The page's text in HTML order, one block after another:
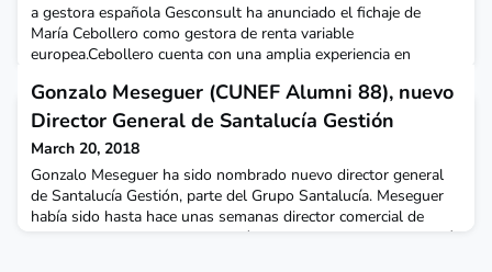
a gestora española Gesconsult ha anunciado el fichaje de
María Cebollero como gestora de renta variable
europea.Cebollero cuenta con una amplia experiencia en
más de 20 años de carrera galardonada con múltiples
premios a lo largo de su trayectoria profesional como mejor
categoría d
Gonzalo Meseguer (CUNEF Alumni 88), nuevo
Director General de Santalucía Gestión
March 20, 2018
Gonzalo Meseguer ha sido nombrado nuevo director general
de Santalucía Gestión, parte del Grupo Santalucía. Meseguer
había sido hasta hace unas semanas director comercial de
BBVA Asset Management. Según una nota de la entidad, será